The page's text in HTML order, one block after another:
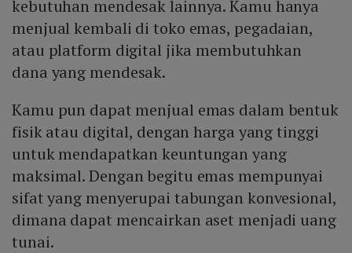
kebutuhan mendesak lainnya. Kamu hanya
menjual kembali di toko emas, pegadaian,
atau platform digital jika membutuhkan
dana yang mendesak.
Kamu pun dapat menjual emas dalam bentuk
fisik atau digital, dengan harga yang tinggi
untuk mendapatkan keuntungan yang
maksimal. Dengan begitu emas mempunyai
sifat yang menyerupai tabungan konvesional,
dimana dapat mencairkan aset menjadi uang
tunai.